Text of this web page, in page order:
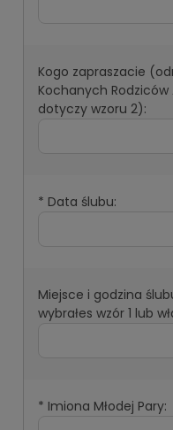
Kogo zapraszacie
Kochanych
dotyczy wzoru 2):
* Data ślubu:
Miejsce i godzina
wybrałes wzór 1 lub
* Imiona Młodej Pary: